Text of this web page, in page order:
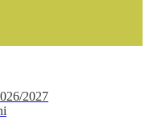
2027